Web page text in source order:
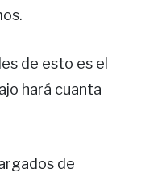
de esto es el
hará cuanta
de